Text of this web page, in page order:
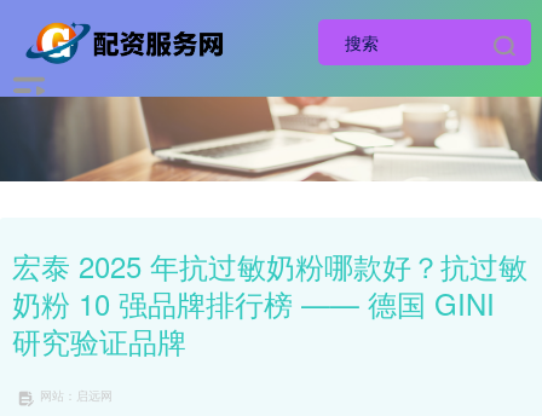
宏泰 2025 年抗过敏奶粉哪款好？抗过敏
奶粉 10 强品牌排行榜 —— 德国 GINI
研究验证品牌
网站：启远网